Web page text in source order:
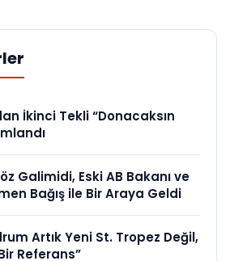
İkinci Tekli “Donacaksın
Galimidi, Eski AB Bakanı ve
Bağış ile Bir Araya Geldi
Artık Yeni St. Tropez Değil,
Referans”